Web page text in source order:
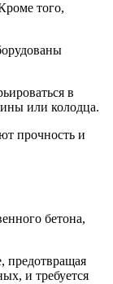
того,
в
или колодца.
прочность и
бетона,
предотвращая
и требуется